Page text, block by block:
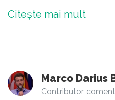
Citește mai mult
Marco Darius
Contributor